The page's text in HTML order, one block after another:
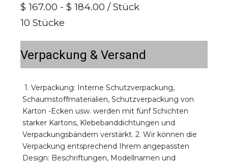
$ 167.00 - $ 184.00 / Stück
10 Stücke
Verpackung & Versand
1. Verpackung: Interne Schutzverpackung,
Schaumstoffmaterialien, Schutzverpackung von
Karton -Ecken usw. werden mit fünf Schichten
starker Kartons, Klebebanddichtungen und
Verpackungsbändern verstärkt. 2. Wir können die
Verpackung entsprechend Ihrem angepassten
Design: Beschriftungen, Modellnamen und